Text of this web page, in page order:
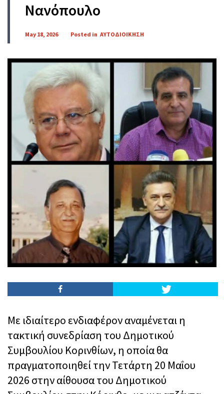
Νανόπουλο
May 18, 2026 Posted in ΑΥΤΟΔΙΟΙΚΗΣΗ
Με ιδιαίτερο ενδιαφέρον αναμένεται η
τακτική συνεδρίαση του Δημοτικού
Συμβουλίου Κορινθίων, η οποία θα
πραγματοποιηθεί την Τετάρτη 20 Μαΐου
2026 στην αίθουσα του Δημοτικού